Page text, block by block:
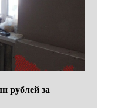
рублей за